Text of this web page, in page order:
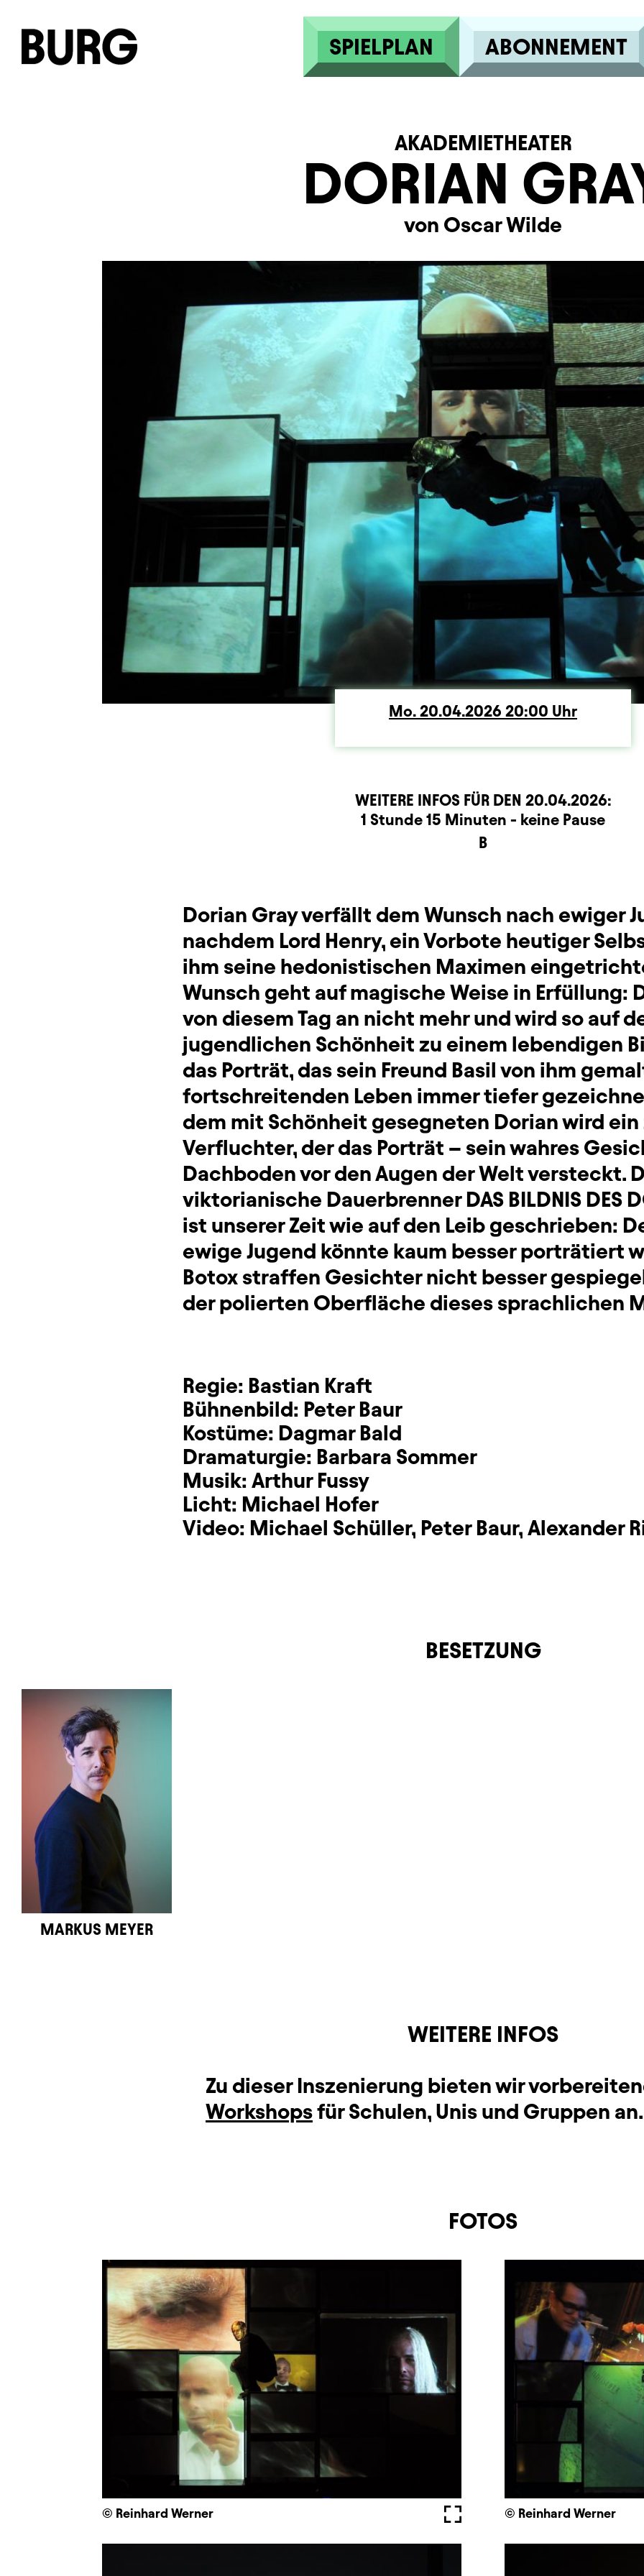
SPIELPLAN ABONNEMENT
DORIAN
AKADEMIETHEATER
von Oscar Wilde
Mo. Montag
20.04.2026 20:00 Uhr
WEITERE INFOS FÜR DEN 20.04.2026:
Information1 Stunde 15 Minuten - keine Pause
B
Dorian Gray verfällt dem Wunsch nach ewiger
nachdem Lord Henry, ein Vorbote heutiger
ihm seine hedonistischen Maximen
Wunsch geht auf magische Weise in Erfüllung:
von diesem Tag an nicht mehr und wird so auf
jugendlichen Schönheit zu einem lebendigen
das Porträt, das sein Freund Basil von ihm
fortschreitenden Leben immer tiefer
dem mit Schönheit gesegneten Dorian wird ein
Verfluchter, der das Porträt – sein wahres
Dachboden vor den Augen der Welt versteckt.
viktorianische Dauerbrenner DAS BILDNIS DES
ist unserer Zeit wie auf den Leib geschrieben:
ewige Jugend könnte kaum besser porträtiert
Botox straffen Gesichter nicht besser
der polierten Oberfläche dieses sprachlichen
Regie: Bastian Kraft
Bühnenbild: Peter Baur
Kostüme: Dagmar Bald
Dramaturgie: Barbara Sommer
Musik: Arthur Fussy
Licht: Michael Hofer
Video: Michael Schüller, Peter Baur, Alexander
BESETZUNG
MARKUS MEYER
WEITERE INFOS
Zu dieser Inszenierung bieten wir
Workshopsfür Schulen, Unis und Gruppen an.
FOTOS
Vollbild
© Reinhard Werner © Reinhard Werner